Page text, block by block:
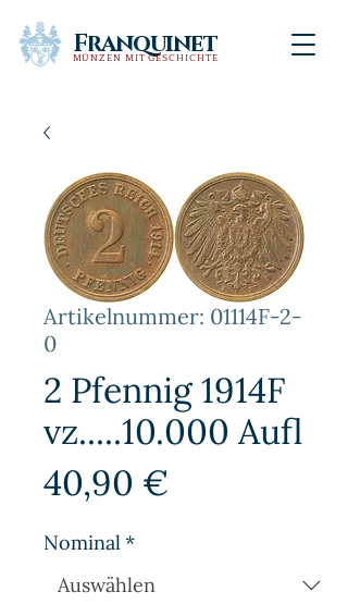
Franquinet
MÜNZEN MIT GESCHICHTE
Artikelnummer: 01114F-2-
0
2 Pfennig 1914F
vz.....10.000 Aufl
40,90 €
Nominal*